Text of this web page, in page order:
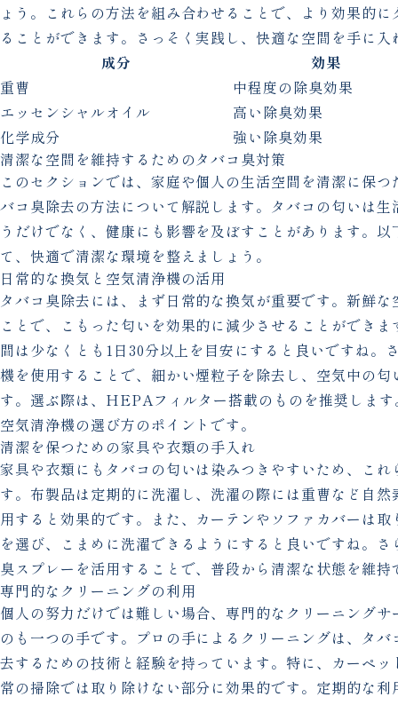
ょう。これらの方法を組み合わせることで、より効果的
ることができます。さっそく実践し、快適な空間を手に入
成分
効果
重曹
中程度の除臭効果
エッセンシャルオイル
高い除臭効果
化学成分
強い除臭効果
清潔な空間を維持するためのタバコ臭対策
このセクションでは、家庭や個人の生活空間を清潔に保
バコ臭除去の方法について解説します。タバコの匂いは
うだけでなく、健康にも影響を及ぼすことがあります。
て、快適で清潔な環境を整えましょう。
日常的な換気と空気清浄機の活用
タバコ臭除去には、まず日常的な換気が重要です。新鮮
ことで、こもった匂いを効果的に減少させることができ
間は少なくとも1日30分以上を目安にすると良いですね。
機を使用することで、細かい煙粒子を除去し、空気中の匂
す。選ぶ際は、HEPAフィルター搭載のものを推奨しま
空気清浄機の選び方のポイントです。
清潔を保つための家具や衣類の手入れ
家具や衣類にもタバコの匂いは染みつきやすいため、こ
す。布製品は定期的に洗濯し、洗濯の際には重曹など自
用すると効果的です。また、カーテンやソファカバーは
を選び、こまめに洗濯できるようにすると良いですね。
臭スプレーを活用することで、普段から清潔な状態を維持
専門的なクリーニングの利用
個人の努力だけでは難しい場合、専門的なクリーニング
のも一つの手です。プロの手によるクリーニングは、タ
去するための技術と経験を持っています。特に、カーペ
常の掃除では取り除けない部分に効果的です。定期的な